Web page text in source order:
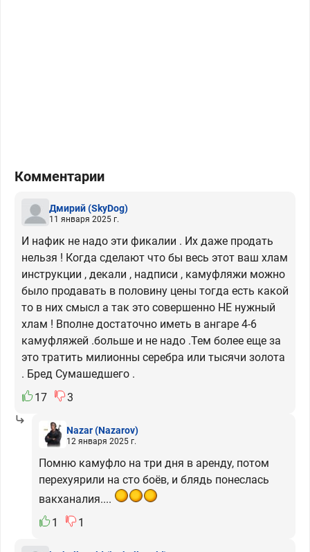
Комментарии
Дмирий(SkyDog)
11 января 2025 г.
И нафик не надо эти фикалии . Их даже продать
нельзя ! Когда сделают что бы весь этот ваш хлам
инструкции , декали , надписи , камуфляжи можно
было продавать в половину цены тогда есть какой
то в них смысл а так это совершенно НЕ нужный
хлам ! Вполне достаточно иметь в ангаре 4-6
камуфляжей .больше и не надо .Тем более еще за
это тратить милионны серебра или тысячи золота
. Бред Сумашедшего .
17
3
Nazar(Nazarov)
12 января 2025 г.
Помню камуфло на три дня в аренду, потом
перехуярили на сто боёв, и блядь понеслась
вакханалия....
1
1